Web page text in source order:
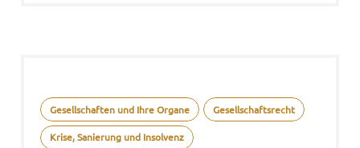
Gesellschaften und Ihre Organe Gesellschaftsrecht
Krise, Sanierung und Insolvenz